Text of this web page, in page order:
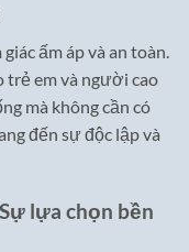
ấm áp và an toàn.
em và người cao
mà không cần có
đến sự độc lập và
lựa chọn bền